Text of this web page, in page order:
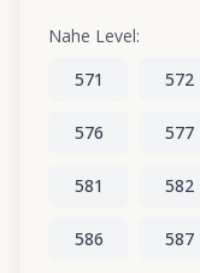
Nahe Level:
571
572
576 577
581 582
586 587